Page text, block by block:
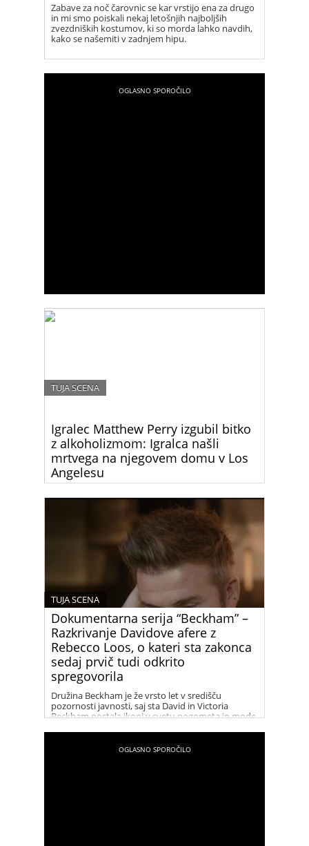
Zabave za noč čarovnic se kar vrstijo ena za drugo
in mi smo poiskali nekaj letošnjih najboljših
zvezdniških kostumov, ki so morda lahko navdih,
kako se našemiti v zadnjem hipu.
Igralec Matthew Perry izgubil bitko
z alkoholizmom: Igralca našli
mrtvega na njegovem domu v Los
Angelesu
TUJA SCENA
legendaren po vlogi Chandlerja Binga v priljubljeni
televizijski seriji “Prijatelji,” je umrl danes ponoči.
Njegova smrt je pretresla svet zabave in njegove
Dokumentarna serija “Beckham” –
Razkrivanje Davidove afere z
Rebecco Loos, o kateri sta zakonca
sedaj prvič tudi odkrito
spregovorila
TUJA SCENA
Družina Beckham je že vrsto let v središču
pozornosti javnosti, saj sta David in Victoria
Beckham postala ikoni v svetu nogometa in mode.
in špekulacije vse pogosteje zajeli tudi dogodki iz